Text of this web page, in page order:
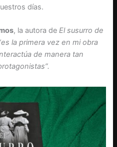
días.
, la autora deEl susurro de
la primera vez en mi obra
de manera tan